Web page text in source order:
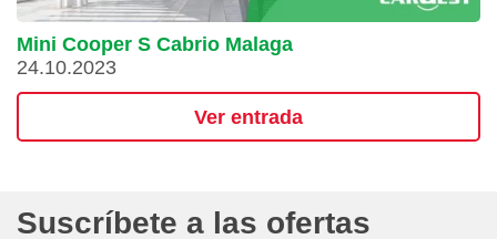
Mini Cooper S Cabrio Malaga
24.10.2023
Ver entrada
Suscríbete a las ofertas